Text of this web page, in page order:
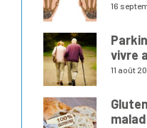
16
vivre
11 août